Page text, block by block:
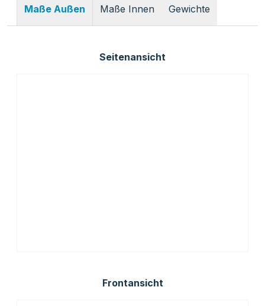
Maße Außen Maße Innen Gewichte
Seitenansicht
Frontansicht